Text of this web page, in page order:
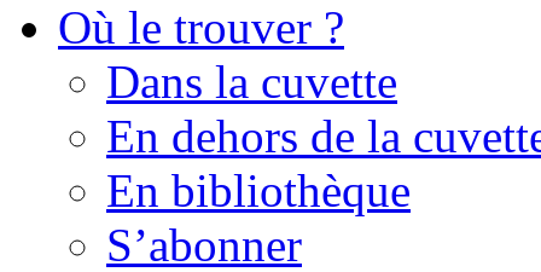
Où le trouver ?
Dans la cuvette
En dehors de la
En bibliothèque
S’abonner